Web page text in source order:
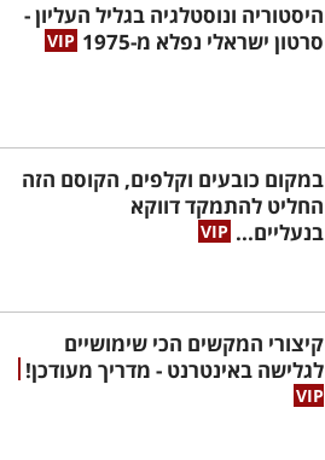
היסטוריה ונוסטלגיה בגליל העליון -
סרטון ישראלי נפלא מ-1975
במקום כובעים וקלפים, הקוסם הזה
החליט להתמקד דווקא
בנעליים...
קיצורי המקשים הכי שימושיים
לגלישה באינטרנט - מדריך מעודכן!